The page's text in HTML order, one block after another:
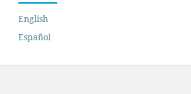
English
Español